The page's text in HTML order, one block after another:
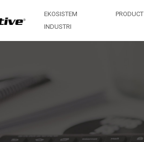
EKOSISTEM
INDUSTRI
PRODUCT